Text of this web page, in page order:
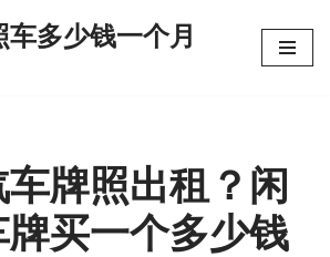
多少钱一个月
牌照出租？闲
买一个多少钱